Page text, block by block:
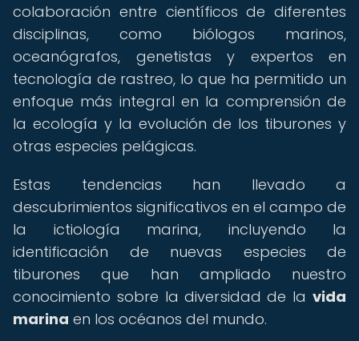
colaboración entre científicos de diferentes
disciplinas, como biólogos marinos,
oceanógrafos, genetistas y expertos en
tecnología de rastreo, lo que ha permitido un
enfoque más integral en la comprensión de
la ecología y la evolución de los tiburones y
otras especies pelágicas.
Estas tendencias han llevado a
descubrimientos significativos en el campo de
la ictiología marina, incluyendo la
identificación de nuevas especies de
tiburones que han ampliado nuestro
conocimiento sobre la diversidad de la vida
marina en los océanos del mundo.